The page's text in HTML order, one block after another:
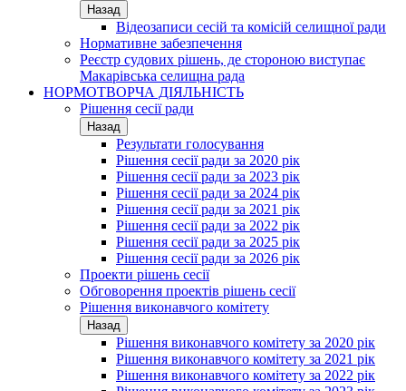
Назад
Відеозаписи сесій та комісій селищної ради
Нормативне забезпечення
Реєстр судових рішень, де стороною виступає
Макарівська селищна рада
НОРМОТВОРЧА ДІЯЛЬНІСТЬ
Рішення сесії ради
Назад
Результати голосування
Рішення сесії ради за 2020 рік
Рішення сесії ради за 2023 рік
Рішення сесії ради за 2024 рік
Рішення сесії ради за 2021 рік
Рішення сесії ради за 2022 рік
Рішення сесії ради за 2025 рік
Рішення сесії ради за 2026 рік
Проекти рішень сесії
Обговорення проектів рішень сесії
Рішення виконавчого комітету
Назад
Рішення виконавчого комітету за 2020 рік
Рішення виконавчого комітету за 2021 рік
Рішення виконавчого комітету за 2022 рік